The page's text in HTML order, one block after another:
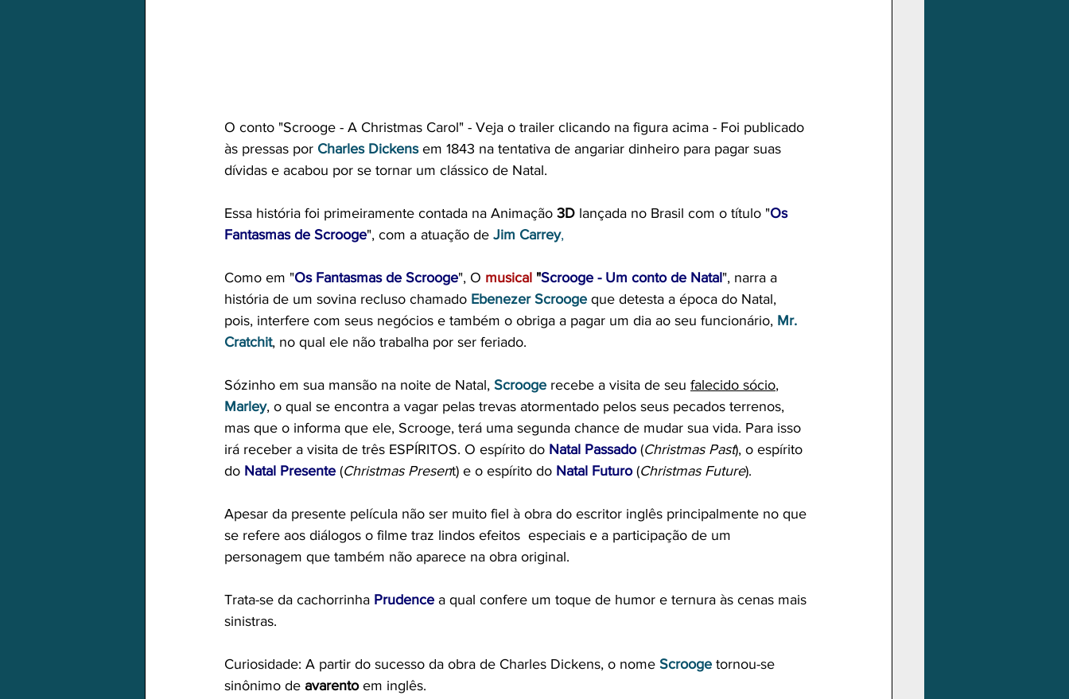
O conto "Scrooge - A Christmas Carol" - Veja o trailer clicando na figura acima - Foi publicado
às pressas por Charles Dickens em 1843 na tentativa de angariar dinheiro para pagar suas
dívidas e acabou por se tornar um clássico de Natal.
Essa história foi primeiramente contada na Animação 3D lançada no Brasil com o título "Os
Fantasmas de Scrooge", com a atuação de Jim Carrey,
Como em "Os Fantasmas de Scrooge", O musical "Scrooge - Um conto de Natal", narra a
história de um sovina recluso chamado Ebenezer Scrooge que detesta a época do Natal,
pois, interfere com seus negócios e também o obriga a pagar um dia ao seu funcionário, Mr.
Cratchit, no qual ele não trabalha por ser feriado.
Sózinho em sua mansão na noite de Natal, Scrooge recebe a visita de seu falecido sócio,
Marley, o qual se encontra a vagar pelas trevas atormentado pelos seus pecados terrenos,
mas que o informa que ele, Scrooge, terá uma segunda chance de mudar sua vida. Para isso
irá receber a visita de três ESPÍRITOS. O espírito do Natal Passado (Christmas Past), o espírito
do Natal Presente (Christmas Present) e o espírito do Natal Futuro (Christmas Future).
Apesar da presente película não ser muito fiel à obra do escritor inglês principalmente no que
se refere aos diálogos o filme traz lindos efeitos  especiais e a participação de um
personagem que também não aparece na obra original.
Trata-se da cachorrinha Prudence a qual confere um toque de humor e ternura às cenas mais
sinistras.
Curiosidade: A partir do sucesso da obra de Charles Dickens, o nome Scrooge tornou-se
sinônimo de avarento em inglês.